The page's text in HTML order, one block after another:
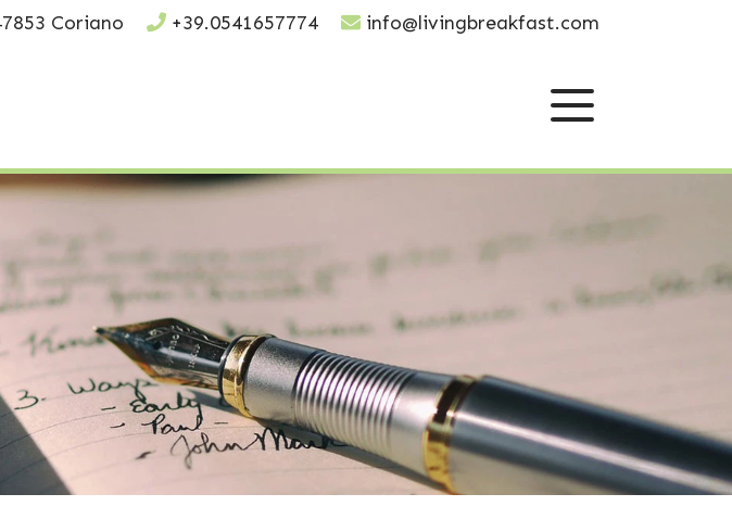
Coriano +39.0541657774 info@livingbreakfast.com